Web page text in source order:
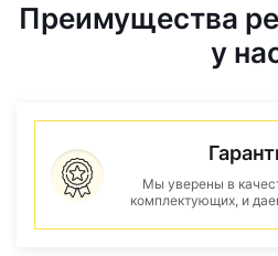
Преимущества
у
Мы уверены в
комплектующих, и